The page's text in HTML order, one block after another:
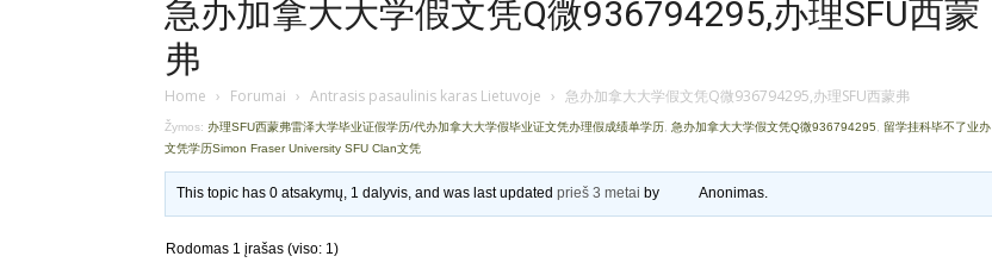
急办加拿大大学假文凭Q微936794295,办理SFU西蒙
弗
Home › Forumai › Antrasis pasaulinis karas Lietuvoje › 急办加拿大大学假文凭Q微936794295,办理SFU西蒙弗
Žymos: 办理SFU西蒙弗雷泽大学毕业证假学历/代办加拿大大学假毕业证文凭办理假成绩单学历 急办加拿大大学假文凭Q微936794295
留学挂科毕不了业办
文凭学历Simon Fraser University SFU Clan文凭
This topic has 0 atsakymų, 1 dalyvis, and was last updatedprieš 3 metai by Anonimas.
Rodomas 1 įrašas (viso: 1)